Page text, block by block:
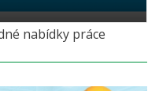
nabídky práce